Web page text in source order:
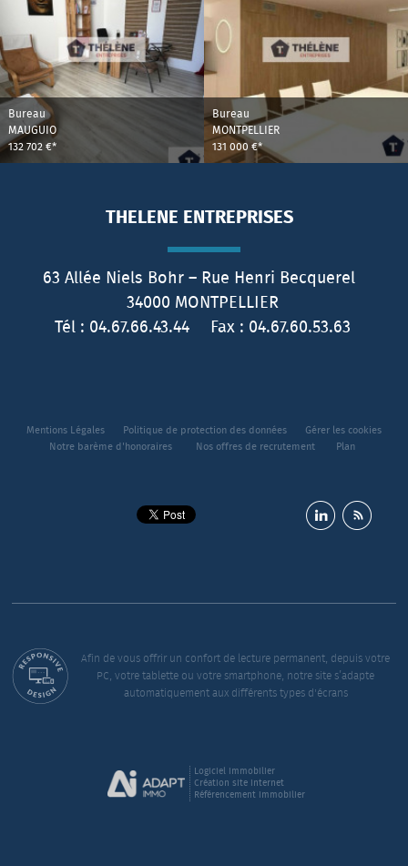
Bureau
MAUGUIO
132 702 €*
Bureau
MONTPELLIER
131 000 €*
THELENE ENTREPRISES
63 Allée Niels Bohr – Rue Henri Becquerel
34000 MONTPELLIER
Tél : 04.67.66.43.44 Fax : 04.67.60.53.63
Mentions Légales Politique de protection des données
Gérer les cookies
Notre barème d'honoraires
Nos offres de recrutement Plan
Afin de vous offrir un confort de lecture permanent, depuis votre
PC, votre tablette ou votre smartphone, notre site s’adapte
automatiquement aux différents types d'écrans
Logiciel immobilier
Création site internet
Référencement immobilier